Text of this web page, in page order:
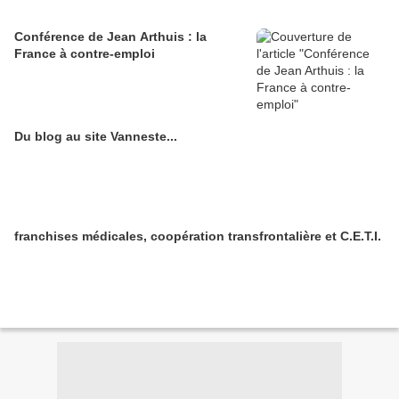
Conférence de Jean Arthuis : la
France à contre-emploi
Du blog au site Vanneste...
franchises médicales, coopération transfrontalière et C.E.T.I.